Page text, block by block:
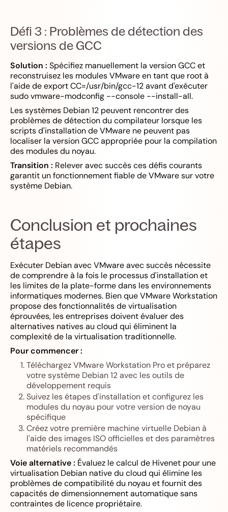
Défi 3 : Problèmes de détection des
versions de GCC
Solution : Spécifiez manuellement la version GCC et
reconstruisez les modules VMware en tant que root à
l'aide de export CC=/usr/bin/gcc-12 avant d'exécuter
sudo vmware-modconfig --console --install-all.
Les systèmes Debian 12 peuvent rencontrer des
problèmes de détection du compilateur lorsque les
scripts d'installation de VMware ne peuvent pas
localiser la version GCC appropriée pour la compilation
des modules du noyau.
Transition : Relever avec succès ces défis courants
garantit un fonctionnement fiable de VMware sur votre
système Debian.
Conclusion et prochaines
étapes
Exécuter Debian avec VMware avec succès nécessite
de comprendre à la fois le processus d'installation et
les limites de la plate-forme dans les environnements
informatiques modernes. Bien que VMware Workstation
propose des fonctionnalités de virtualisation
éprouvées, les entreprises doivent évaluer des
alternatives natives au cloud qui éliminent la
complexité de la virtualisation traditionnelle.
Pour commencer :
Téléchargez VMware Workstation Pro et préparez
votre système Debian 12 avec les outils de
développement requis
Suivez les étapes d'installation et configurez les
modules du noyau pour votre version de noyau
spécifique
Créez votre première machine virtuelle Debian à
l'aide des images ISO officielles et des paramètres
matériels recommandés
Voie alternative : Évaluez le calcul de Hivenet pour une
virtualisation Debian native du cloud qui élimine les
problèmes de compatibilité du noyau et fournit des
capacités de dimensionnement automatique sans
contraintes de licence propriétaire.